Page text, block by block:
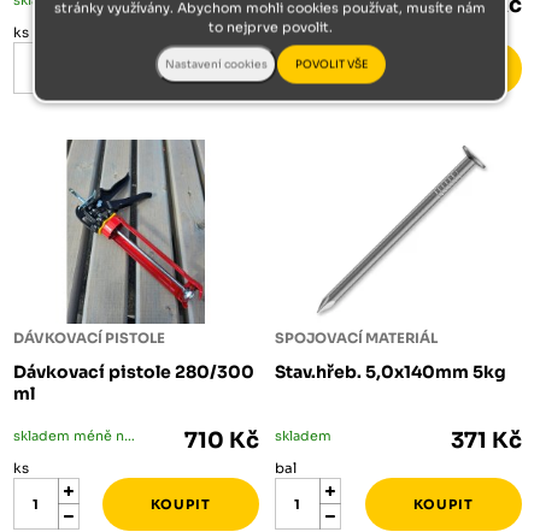
ks ks
DÁVKOVACÍ PISTOLE
Dávkovací pistole 280/300
ml
skladem méně než 5 ks 710 Kč
ks
SPOJOVACÍ MATERIÁL
Stav.hřeb. 5,0x140mm 5kg
skladem 371 Kč
bal
stránky využívány. Abychom mohli cookies používat, musíte nám
to nejprve povolit.